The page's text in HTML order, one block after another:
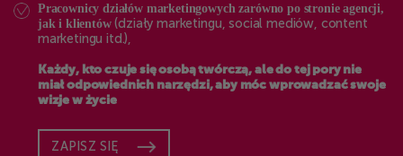
Pracownicy działów marketingowych zarówno po stronie agencji,
jak i klientów(działy marketingu, social mediów, content
marketingu itd.),
Każdy, kto czuje się osobą twórczą, ale do tej pory nie
miał odpowiednich narzędzi, aby móc wprowadzać swoje
wizje w życie
ZAPISZ SIĘ